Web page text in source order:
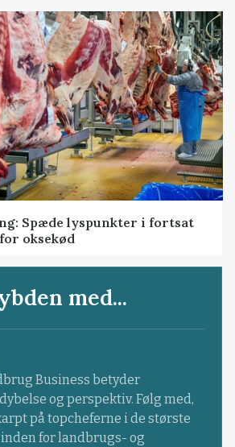
Spæde lyspunkter i fortsat
oksekød
med...
Business betyder
og perspektiv. Følg med,
på topcheferne i de største
for landbrugs- og